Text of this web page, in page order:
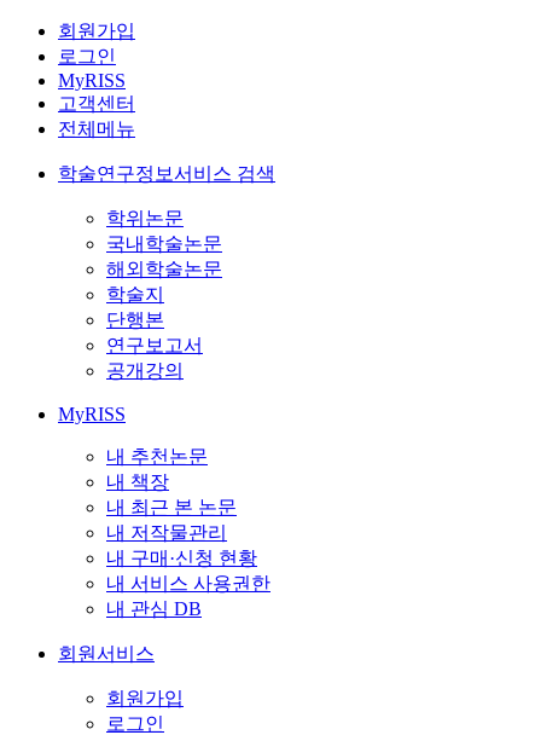
회원가입
로그인
MyRISS
고객센터
전체메뉴
학술연구정보서비스 검색
학위논문
국내학술논문
해외학술논문
학술지
단행본
연구보고서
공개강의
MyRISS
내 추천논문
내 책장
내 최근 본 논문
내 저작물관리
내 구매·신청 현황
내 서비스 사용권한
내 관심 DB
회원서비스
회원가입
로그인